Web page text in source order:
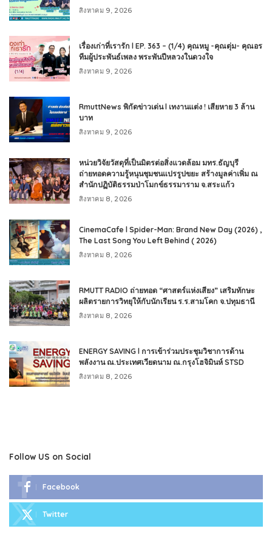
สิงหาคม 9, 2026
เรื่องเก่าที่เรารัก l EP. 363 – (1/4) คุณหมู -คุณตุ่ม- คุณอร
ทีมผู้ประพันธ์เพลง พระพันปีหลวงในดวงใจ
สิงหาคม 9, 2026
RmuttNews พิกัดข่าวเด่น l เทงานแต่ง ! เสียหาย 3 ล้าน
บาท
สิงหาคม 9, 2026
หน่วยวิจัยวัสดุที่เป็นมิตรต่อสิ่งแวดล้อม มทร.ธัญบุรี
ถ่ายทอดความรู้หนุนชุมชนแปรรูปขยะ สร้างมูลค่าเพิ่ม ณ
สำนักปฏิบัติธรรมป่าโมกข์ธรรมาราม จ.สระแก้ว
สิงหาคม 8, 2026
CinemaCafe l Spider-Man: Brand New Day (2026) ,
The Last Song You Left Behind ( 2026)
สิงหาคม 8, 2026
RMUTT RADIO ถ่ายทอด “ศาสตร์แห่งเสียง” เสริมทักษะ
ผลิตรายการวิทยุให้กับนักเรียน ร.ร.สามโคก จ.ปทุมธานี
สิงหาคม 8, 2026
ENERGY SAVING l การเข้าร่วมประชุมวิชาการด้าน
พลังงาน ณ.ประเทศเวียดนาม ณ.กรุงโฮจิมินห์ STSD
สิงหาคม 8, 2026
Follow US on Social
Facebook
Twitter